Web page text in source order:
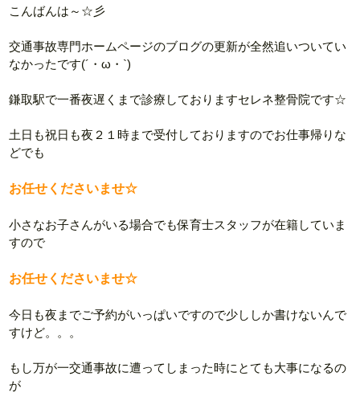
こんばんは～☆彡
交通事故専門ホームページのブログの更新が全然追いついてい
なかったです(´・ω・`)
鎌取駅で一番夜遅くまで診療しておりますセレネ整骨院です☆
土日も祝日も夜２１時まで受付しておりますのでお仕事帰りな
どでも
お任せくださいませ☆
小さなお子さんがいる場合でも保育士スタッフが在籍していま
すので
お任せくださいませ☆
今日も夜までご予約がいっぱいですので少ししか書けないんで
すけど。。。
もし万が一交通事故に遭ってしまった時にとても大事になるの
が